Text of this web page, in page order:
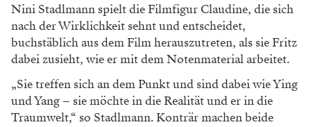
Nini Stadlmann spielt die Filmfigur Claudine, die sich
nach der Wirklichkeit sehnt und entscheidet,
buchstäblich aus dem Film herauszutreten, als sie Fritz
dabei zusieht, wie er mit dem Notenmaterial arbeitet.
„Sie treffen sich an dem Punkt und sind dabei wie Ying
und Yang – sie möchte in die Realität und er in die
Traumwelt,“ so Stadlmann. Konträr machen beide